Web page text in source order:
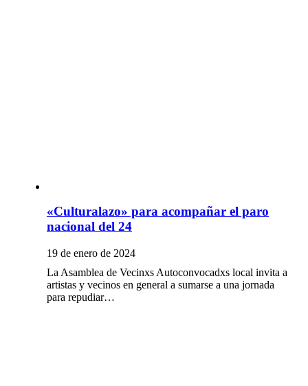
«Culturalazo» para acompañar el paro
nacional del 24
19 de enero de 2024
La Asamblea de Vecinxs Autoconvocadxs local invita a
artistas y vecinos en general a sumarse a una jornada
para repudiar…